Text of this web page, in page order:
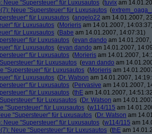
Neue "Supersteuer" für Luxusautos (tuvix am
Neue "Supersteuer" für Luxusautos (
für Luxusautos (angelo22 am 14.01.2007,
für Luxusautos (Morieris am 14.01.2007,
für Luxusautos (Babe am 14.01.2007, 14:07:31)
für Luxusautos (evan dando am
für Luxusautos (evan dando am 14.01.2007,
für Luxusautos (Morieris am 14.01.2007,
für Luxusautos (evan dando am
"Supersteuer" für Luxusautos (Morieris am
für Luxusautos (Dr. Watson am 14.01.2007,
für Luxusautos (Pervasive am 14.01.2007,
für Luxusautos (thE am 14.01.2007,
für Luxusautos (Dr. Watson am
"Supersteuer" für Luxusautos (w114/115 am
"Supersteuer" für Luxusautos (Dr. Watson am
Neue "Supersteuer" für Luxusautos (w114/115 am
Neue "Supersteuer" für Luxusautos (thE am